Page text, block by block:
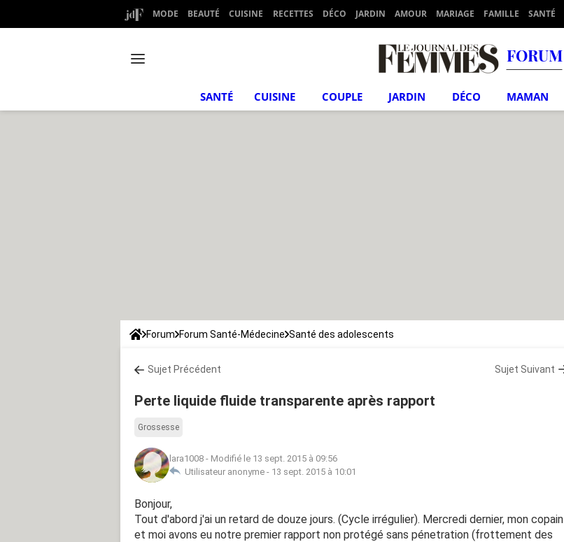
MODE BEAUTÉ CUISINE RECETTES DÉCO JARDIN AMOUR MARIAGE FAMILLE SANTÉ
FORUM
SANTÉ CUISINE COUPLE JARDIN DÉCO MAMAN
Forum Forum Santé-Médecine Santé des adolescents
Sujet Précédent Sujet Suivant
Perte liquide fluide transparente après rapport
Grossesse
lara1008 - Modifié le 13 sept. 2015 à 09:56
Utilisateur anonyme - 13 sept. 2015 à 10:01
Bonjour,
Tout d'abord j'ai un retard de douze jours. (Cycle irrégulier). Mercredi dernier, mon copain
et moi avons eu notre premier rapport non protégé sans pénetration (frottement des